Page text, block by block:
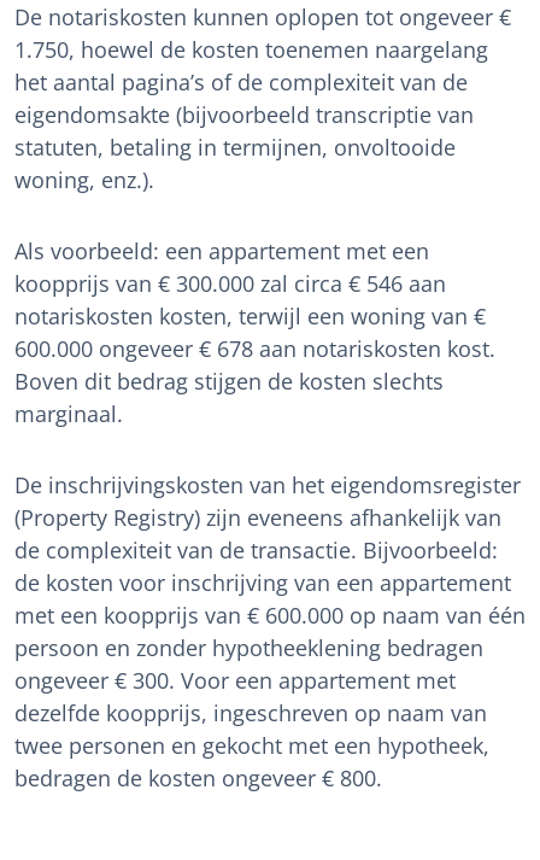
De notariskosten kunnen oplopen tot ongeveer €
1.750, hoewel de kosten toenemen naargelang
het aantal pagina’s of de complexiteit van de
eigendomsakte (bijvoorbeeld transcriptie van
statuten, betaling in termijnen, onvoltooide
woning, enz.).
Als voorbeeld: een appartement met een
koopprijs van € 300.000 zal circa € 546 aan
notariskosten kosten, terwijl een woning van €
600.000 ongeveer € 678 aan notariskosten kost.
Boven dit bedrag stijgen de kosten slechts
marginaal.
De inschrijvingskosten van het eigendomsregister
(Property Registry) zijn eveneens afhankelijk van
de complexiteit van de transactie. Bijvoorbeeld:
de kosten voor inschrijving van een appartement
met een koopprijs van € 600.000 op naam van één
persoon en zonder hypotheeklening bedragen
ongeveer € 300. Voor een appartement met
dezelfde koopprijs, ingeschreven op naam van
twee personen en gekocht met een hypotheek,
bedragen de kosten ongeveer € 800.